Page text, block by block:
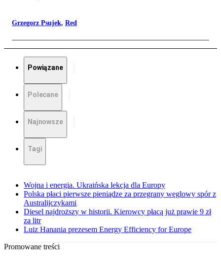
Grzegorz Psujek, Red
Powiązane
Polecane
Najnowsze
Tagi
Wojna i energia. Ukraińska lekcja dla Europy
Polska płaci pierwsze pieniądze za przegrany węglowy spór z
Australijczykami
Diesel najdroższy w historii. Kierowcy płacą już prawie 9 zł
za litr
Luiz Hanania prezesem Energy Efficiency for Europe
Promowane treści